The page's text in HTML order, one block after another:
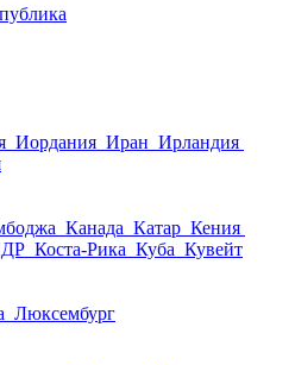
Иордания Иран Ирландия
Канада Катар Кения
Коста-Рика Куба Кувейт
Люксембург